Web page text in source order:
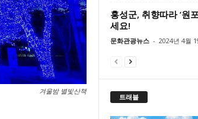
겨울밤 별빛산책
홍성군, 취향따라 ‘원
세요!
문화관광뉴스 - 2024년 4월
트래블